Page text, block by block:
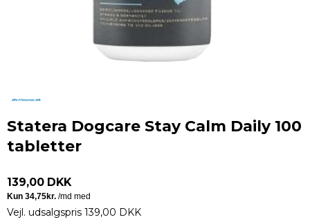
Statera Dogcare Stay Calm Daily 100
tabletter
139,00 DKK
Vejl. udsalgspris 139,00 DKK